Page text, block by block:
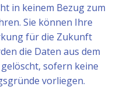
in keinem Bezug zum
Sie können Ihre
für die Zukunft
die Daten aus dem
sofern keine
vorliegen.